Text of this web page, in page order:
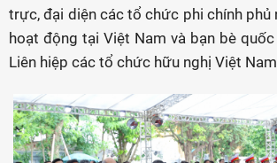
trực, đại diện các tổ chức phi chính phủ
hoạt động tại Việt Nam và bạn bè
Liên hiệp các tổ chức hữu nghị Việt